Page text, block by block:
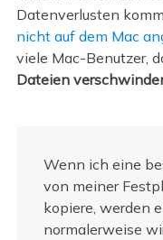
Datenverlusten
nicht auf dem Mac
viele Mac-Benutzer,
Dateien
Wenn ich eine
von meiner
kopiere, werden
normalerweise